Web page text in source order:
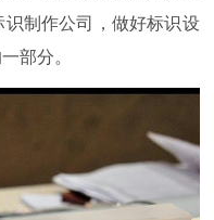
制作公司，做好标识设
部分。